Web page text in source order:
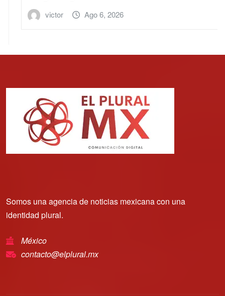
victor Ago 6, 2026
Somos una agencia de noticias mexicana con una
identidad plural.
México
contacto@elplural.mx